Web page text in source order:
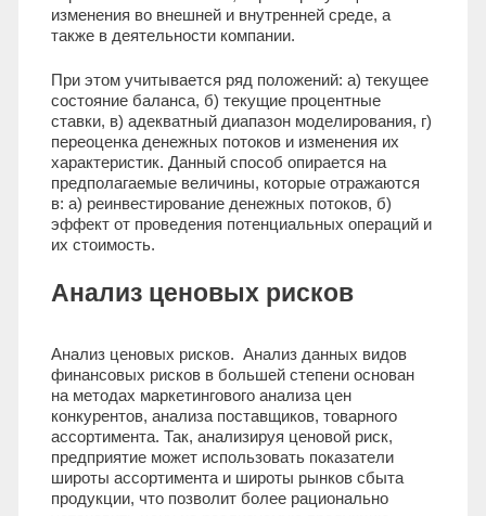
изменения во внешней и внутренней среде, а
также в деятельности компании.
При этом учитывается ряд положений: а) текущее
состояние баланса, б) текущие процентные
ставки, в) адекватный диапазон моделирования, г)
переоценка денежных потоков и изменения их
характеристик. Данный способ опирается на
предполагаемые величины, которые отражаются
в: а) реинвестирование денежных потоков, б)
эффект от проведения потенциальных операций и
их стоимость.
Анализ ценовых рисков
Анализ ценовых рисков. Анализ данных видов
финансовых рисков в большей степени основан
на методах маркетингового анализа цен
конкурентов, анализа поставщиков, товарного
ассортимента. Так, анализируя ценовой риск,
предприятие может использовать показатели
широты ассортимента и широты рынков сбыта
продукции, что позволит более рационально